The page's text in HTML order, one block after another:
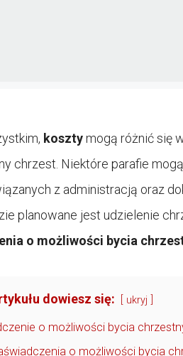
kosztymogą różnić się
chrzest. Niektóre parafie
z administracją oraz
planowane jest udzielenie
o możliwości bycia
dowiesz się: ukryj
o możliwości bycia
o możliwości bycia